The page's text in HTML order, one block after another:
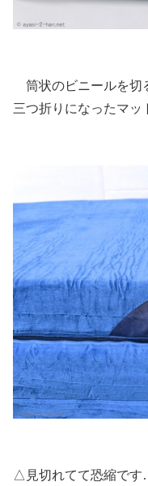
筒状のビニールを切
三つ折りになったマッ
△見切れてて恐縮で